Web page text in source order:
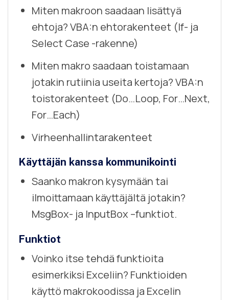
Miten makroon saadaan lisättyä
ehtoja? VBA:n ehtorakenteet (If- ja
Select Case -rakenne)
Miten makro saadaan toistamaan
jotakin rutiinia useita kertoja? VBA:n
toistorakenteet (Do…Loop, For…Next,
For…Each)
Virheenhallintarakenteet
Käyttäjän kanssa kommunikointi
Saanko makron kysymään tai
ilmoittamaan käyttäjältä jotakin?
MsgBox- ja InputBox –funktiot.
Funktiot
Voinko itse tehdä funktioita
esimerkiksi Exceliin? Funktioiden
käyttö makrokoodissa ja Excelin